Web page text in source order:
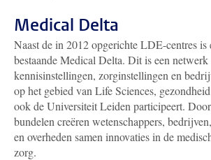
Medical Delta
Naast de in 2012 opgerichte LDE-centres is
bestaande Medical Delta. Dit is een netwerk
kennisinstellingen, zorginstellingen en
op het gebied van Life Sciences,
ook de Universiteit Leiden participeert.
bundelen creëren wetenschappers,
en overheden samen innovaties in de
zorg.